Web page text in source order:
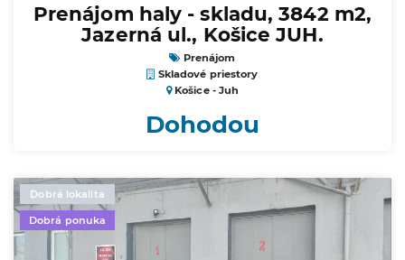
Prenájom haly - skladu, 3842 m2,
Jazerná ul., Košice JUH.
Prenájom
Skladové priestory
Košice - Juh
Dohodou
Dobrá lokalita
Dobrá ponuka